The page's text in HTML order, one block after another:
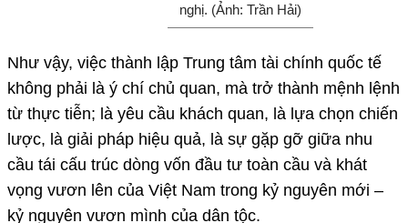
nghị. (Ảnh: Trần Hải)
Như vậy, việc thành lập Trung tâm tài chính quốc tế
không phải là ý chí chủ quan, mà trở thành mệnh lệnh
từ thực tiễn; là yêu cầu khách quan, là lựa chọn chiến
lược, là giải pháp hiệu quả, là sự gặp gỡ giữa nhu
cầu tái cấu trúc dòng vốn đầu tư toàn cầu và khát
vọng vươn lên của Việt Nam trong kỷ nguyên mới –
kỷ nguyên vươn mình của dân tộc.